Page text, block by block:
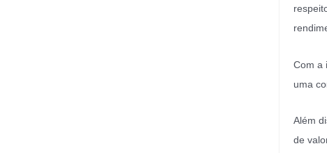
Com a
uma
Além
de